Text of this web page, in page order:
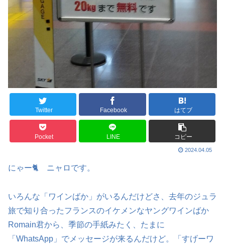
Twitter Facebook はてブ
Pocket LINE コピー
2024.04.05
にゃー🐈 ニャロです。
いろんな「ワインばか」がいるんだけどさ、去年のジュラ
旅で知り合ったフランスのイケメンなヤングワインばか
Romain君から、季節の手紙みたく、たまに
「WhatsApp」でメッセージが来るんだけど。「すげーワ